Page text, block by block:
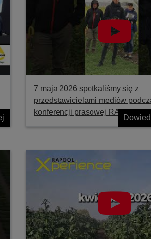
7 maja 2026 spotkaliśmy się z
przedstawicielami mediów
konferencji prasowej RAPOOL